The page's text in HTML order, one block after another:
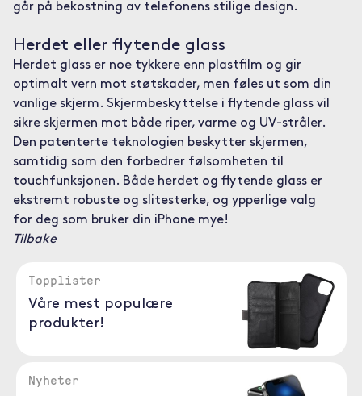
går på bekostning av telefonens stilige design.
Herdet eller flytende glass
Herdet glass er noe tykkere enn plastfilm og gir
optimalt vern mot støtskader, men føles ut som din
vanlige skjerm. Skjermbeskyttelse i flytende glass vil
sikre skjermen mot både riper, varme og UV-stråler.
Den patenterte teknologien beskytter skjermen,
samtidig som den forbedrer følsomheten til
touchfunksjonen. Både herdet og flytende glass er
ekstremt robuste og slitesterke, og ypperlige valg
for deg som bruker din iPhone mye!
Tilbake
Topplister
Våre mest populære
produkter!
Nyheter